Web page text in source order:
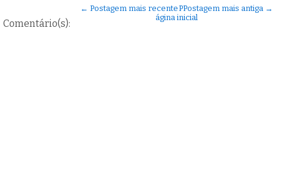
Comentário(s):
← Postagem mais recente Postagem mais antiga →
P
ágina inicial